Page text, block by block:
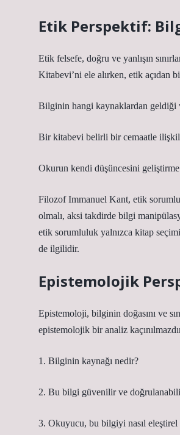
Etik Perspektif:
Etik felsefe, doğru ve yanlışın
Kitabevi’ni ele alırken, etik açıdan
Bilginin hangi kaynaklardan geldiği
Bir kitabevi belirli bir cemaatle
Okurun kendi düşüncesini
Filozof Immanuel Kant, etik
olmalı, aksi takdirde bilgi
etik sorumluluk yalnızca kitap
de ilgilidir.
Epistemolojik
Epistemoloji, bilginin doğasını ve
epistemolojik bir analiz
1. Bilginin kaynağı nedir?
2. Bu bilgi güvenilir ve
3. Okuyucu, bu bilgiyi nasıl